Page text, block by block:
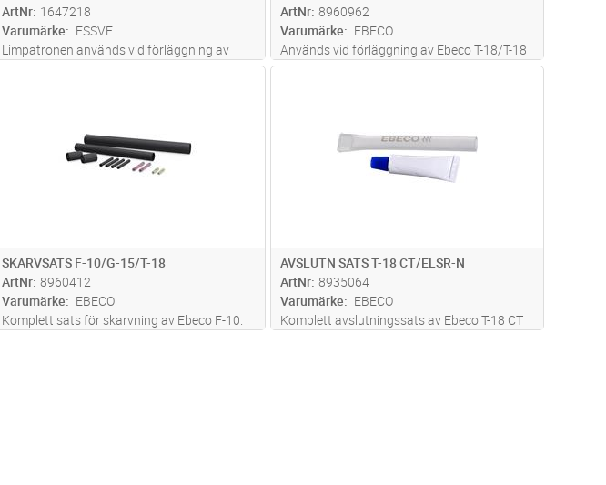
ArtNr 1647218
Varumärke
ESSVE
Limpatronen används vid förläggning av
värmekabel för frostskydd av stuprör och
ArtNr 8960962
Varumärke
EBECO
Används vid förläggning av Ebeco T-18/T-18
CT eller Frostvakt 25 för att avlasta
SKARVSATS F-10/G-15/T-18
ArtNr 8960412
Varumärke
EBECO
Komplett sats för skarvning av Ebeco F-10.
AVSLUTN SATS T-18 CT/ELSR-N
ArtNr 8935064
Varumärke
EBECO
Komplett avslutningssats av Ebeco T-18 CT